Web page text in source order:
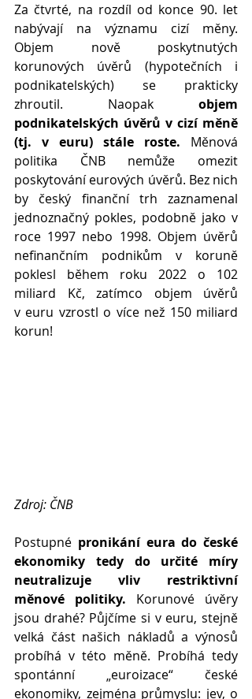
Za čtvrté, na rozdíl od konce 90. let
nabývají na významu cizí měny.
Objem nově poskytnutých
korunových úvěrů (hypotečních i
podnikatelských) se prakticky
zhroutil. Naopak objem
podnikatelských úvěrů v cizí měně
(tj. v euru) stále roste. Měnová
politika ČNB nemůže omezit
poskytování eurových úvěrů. Bez nich
by český finanční trh zaznamenal
jednoznačný pokles, podobně jako v
roce 1997 nebo 1998. Objem úvěrů
nefinančním podnikům v koruně
poklesl během roku 2022 o 102
miliard Kč, zatímco objem úvěrů
v euru vzrostl o více než 150 miliard
korun!
Zdroj: ČNB
Postupné pronikání eura do české
ekonomiky tedy do určité míry
neutralizuje vliv restriktivní
měnové politiky. Korunové úvěry
jsou drahé? Půjčíme si v euru, stejně
velká část našich nákladů a výnosů
probíhá v této měně. Probíhá tedy
spontánní „euroizace“ české
ekonomiky, zejména průmyslu: jev, o